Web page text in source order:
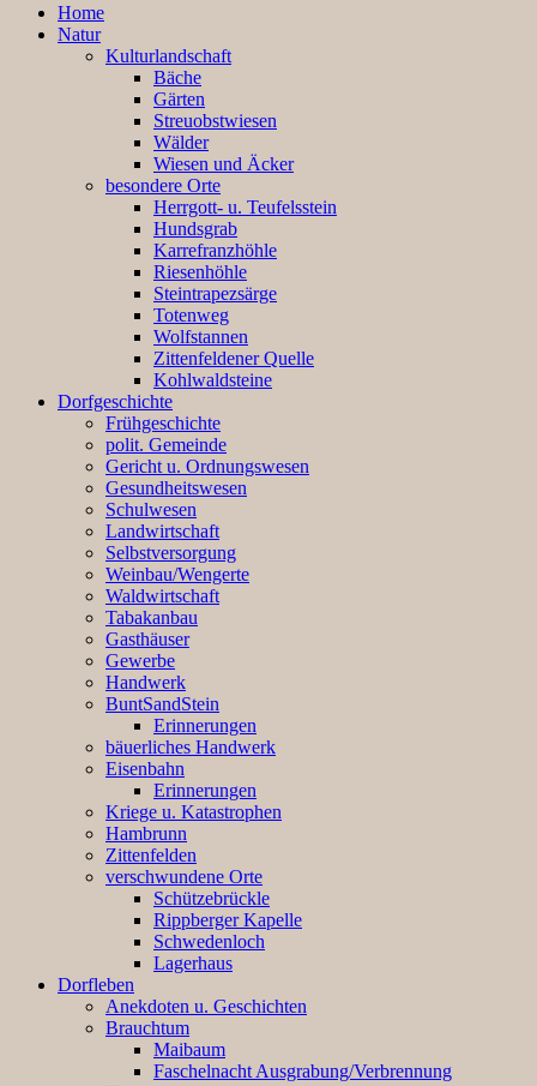
Home
Natur
Kulturlandschaft
Bäche
Gärten
Streuobstwiesen
Wälder
Wiesen und Äcker
besondere Orte
Herrgott- u. Teufelsstein
Hundsgrab
Karrefranzhöhle
Riesenhöhle
Steintrapezsärge
Totenweg
Wolfstannen
Zittenfeldener Quelle
Kohlwaldsteine
Dorfgeschichte
Frühgeschichte
polit. Gemeinde
Gericht u. Ordnungswesen
Gesundheitswesen
Schulwesen
Landwirtschaft
Selbstversorgung
Weinbau/Wengerte
Waldwirtschaft
Tabakanbau
Gasthäuser
Gewerbe
Handwerk
BuntSandStein
Erinnerungen
bäuerliches Handwerk
Eisenbahn
Erinnerungen
Kriege u. Katastrophen
Hambrunn
Zittenfelden
verschwundene Orte
Schützebrückle
Rippberger Kapelle
Schwedenloch
Lagerhaus
Dorfleben
Anekdoten u. Geschichten
Brauchtum
Maibaum
Faschelnacht Ausgrabung/Verbrennung